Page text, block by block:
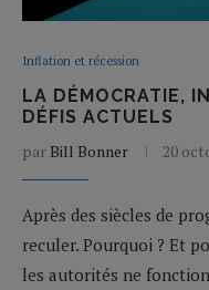
Inflation et récession
LA DÉMOCRATIE,
DÉFIS ACTUELS
par Bill Bonner 20
Après des siècles de
reculer. Pourquoi ? Et
les autorités ne